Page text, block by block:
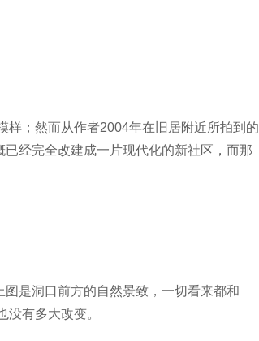
样；然而从作者2004年在旧居附近所拍到的
经完全改建成一片现代化的新社区，而那
是洞口前方的自然景致，一切看来都和
有多大改变。